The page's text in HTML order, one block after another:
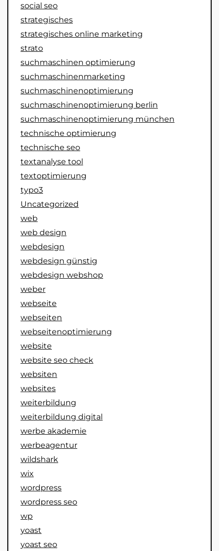
social seo
strategisches
strategisches online marketing
strato
suchmaschinen optimierung
suchmaschinenmarketing
suchmaschinenoptimierung
suchmaschinenoptimierung berlin
suchmaschinenoptimierung münchen
technische optimierung
technische seo
textanalyse tool
textoptimierung
typo3
Uncategorized
web
web design
webdesign
webdesign günstig
webdesign webshop
weber
webseite
webseiten
webseitenoptimierung
website
website seo check
websiten
websites
weiterbildung
weiterbildung digital
werbe akademie
werbeagentur
wildshark
wix
wordpress
wordpress seo
wp
yoast
yoast seo